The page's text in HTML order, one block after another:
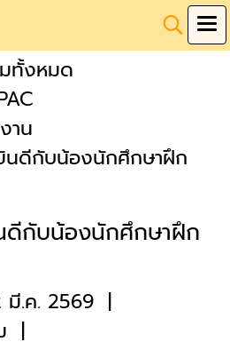
ทั้งหมด
าน
นดีกับน้องนักศึกษาฝึก
ดีกับน้องนักศึกษาฝึก
มี.ค. 2569 |
|